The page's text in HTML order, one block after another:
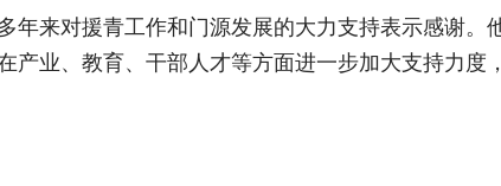
年来对援青工作和门源发展的大力支持表示感谢
产业、教育、干部人才等方面进一步加大支持力